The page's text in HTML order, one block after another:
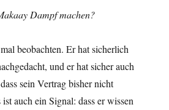
Dampf machen?
beobachten. Er hat sicherlich
und er hat sicher auch
sein Vertrag bisher nicht
auch ein Signal: dass er wissen